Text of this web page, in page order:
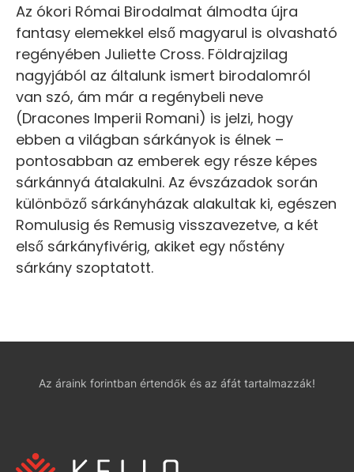
Az ókori Római Birodalmat álmodta újra
fantasy elemekkel első magyarul is olvasható
regényében Juliette Cross. Földrajzilag
nagyjából az általunk ismert birodalomról
van szó, ám már a regénybeli neve
(Dracones Imperii Romani) is jelzi, hogy
ebben a világban sárkányok is élnek –
pontosabban az emberek egy része képes
sárkánnyá átalakulni. Az évszázadok során
különböző sárkányházak alakultak ki, egészen
Romulusig és Remusig visszavezetve, a két
első sárkányfivérig, akiket egy nőstény
sárkány szoptatott.
Az áraink forintban értendők és az áfát tartalmazzák!